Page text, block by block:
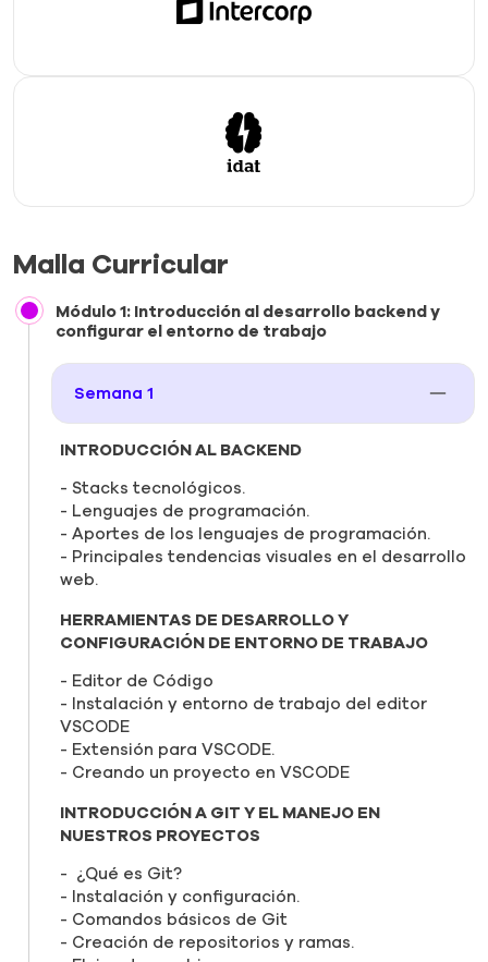
Malla Curricular
Módulo 1: Introducción al desarrollo backend y
configurar el entorno de trabajo
Semana 1
INTRODUCCIÓN AL BACKEND
Stacks tecnológicos.
Lenguajes de programación.
Aportes de los lenguajes de programación.
Principales tendencias visuales en el desarrollo
web.
HERRAMIENTAS DE DESARROLLO Y
CONFIGURACIÓN DE ENTORNO DE TRABAJO
Editor de Código
Instalación y entorno de trabajo del editor
VSCODE
Extensión para VSCODE.
Creando un proyecto en VSCODE
INTRODUCCIÓN A GIT Y EL MANEJO EN
NUESTROS PROYECTOS
¿Qué es Git?
Instalación y configuración.
Comandos básicos de Git
Creación de repositorios y ramas.